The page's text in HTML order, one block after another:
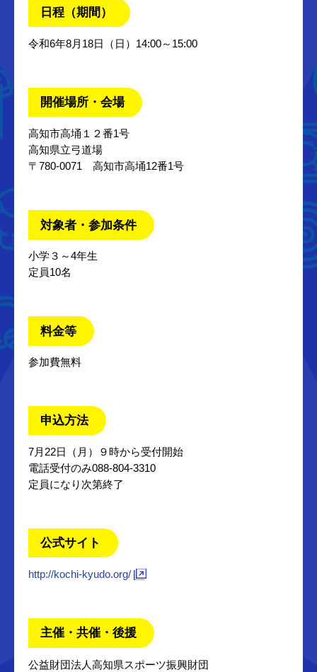
日程（期間）
令和6年8月18日（日）14:00～15:00
開催場所・会場
高知市高埇１２番1号
高知県立弓道場
〒780-0071 高知市高埇12番1号
対象者・参加条件
小学３～4年生
定員10名
料金等
参加費無料
申込方法
7月22日（月）９時から受付開始
電話受付のみ088-804-3310
定員になり次第終了
公式サイト
http://kochi-kyudo.org/
主催・共催・後援
公益財団法人高知県スポーツ振興財団